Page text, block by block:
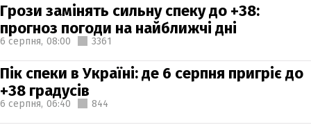
Грози замінять сильну спеку до +38:
прогноз погоди на найближчі дні
6 серпня, 08:00 3361
Пік спеки в Україні: де 6 серпня пригріє до
+38 градусів
6 серпня, 06:40 844